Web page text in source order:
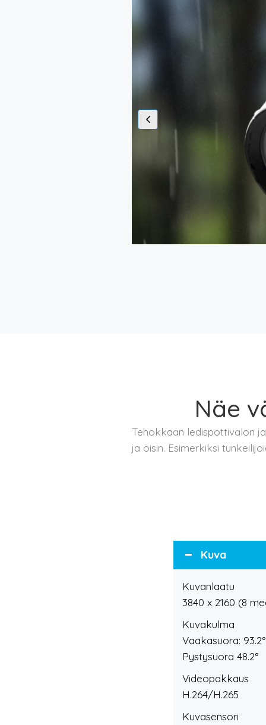
Näe
Tehokkaan ledispottivalon
ja öisin. Esimerkiksi
Kuva
Kuvanlaatu
3840 x 2160 (8
Kuvakulma
Vaakasuora: 93.2°
Pystysuora 48.2°
Videopakkaus
H.264/H.265
Kuvasensori